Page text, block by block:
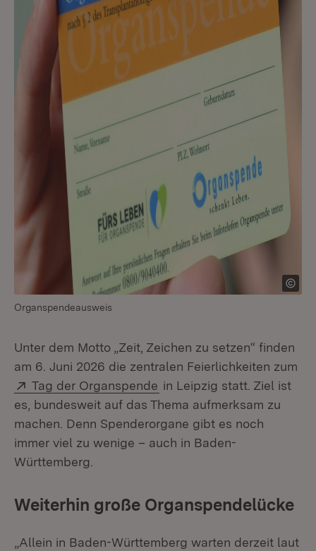
Organspendeausweis
Unter dem Motto „Zeit, Zeichen zu setzen“ finden
am 6. Juni 2026 die zentralen Feierlichkeiten zum
Extern:
Tag der Organspende (Öffnet in neuem Fenster)
in Leipzig statt. Ziel ist
es, bundesweit auf das Thema aufmerksam zu
machen. Denn Spenderorgane gibt es noch
immer viel zu wenige – auch in Baden-
Württemberg.
Weiterhin große Organspendelücke
„Allein in Baden-Württemberg warten derzeit laut